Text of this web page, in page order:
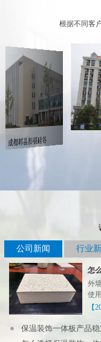
根据不同客
成都郫县影视硅谷
公司新闻 行业
怎
外
使
温
【
保温装饰一体板产品